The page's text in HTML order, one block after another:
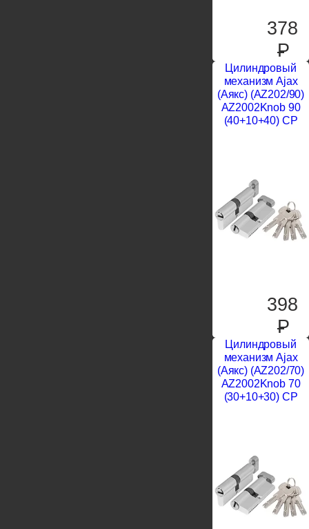
378
P
Цилиндровый
механизм Ajax
(Аякс) (AZ202/90)
AZ2002Knob 90
(40+10+40) CP
398
P
Цилиндровый
механизм Ajax
(Аякс) (AZ202/70)
AZ2002Knob 70
(30+10+30) CP